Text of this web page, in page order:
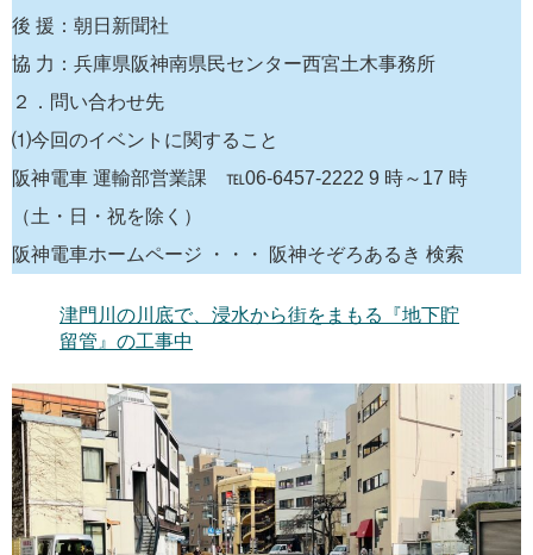
後 援：朝日新聞社
協 力：兵庫県阪神南県民センター西宮土木事務所
２．問い合わせ先
⑴今回のイベントに関すること
阪神電車 運輸部営業課 ℡06-6457-2222 9 時～17 時
（土・日・祝を除く）
阪神電車ホームページ ・・・ 阪神そぞろあるき 検索
津門川の川底で、浸水から街をまもる『地下貯
留管』の工事中